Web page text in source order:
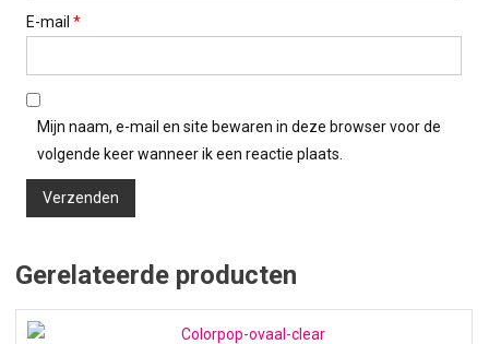
E-mail*
Mijn naam, e-mail en site bewaren in deze browser voor de
volgende keer wanneer ik een reactie plaats.
Gerelateerde producten